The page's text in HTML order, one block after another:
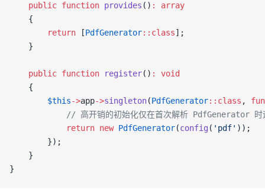
    public
function provides () :
array
    {
        return
[PdfGenerator::class];
    }
    public
function register() :
void
    {
        $this
->app->singleton(PdfGenerator::class ,
// 高开销的初始化仅在首次解析 PdfGenerator 时
            return
new PdfGenerator(config ( 'pdf' ));
        });
    }
}